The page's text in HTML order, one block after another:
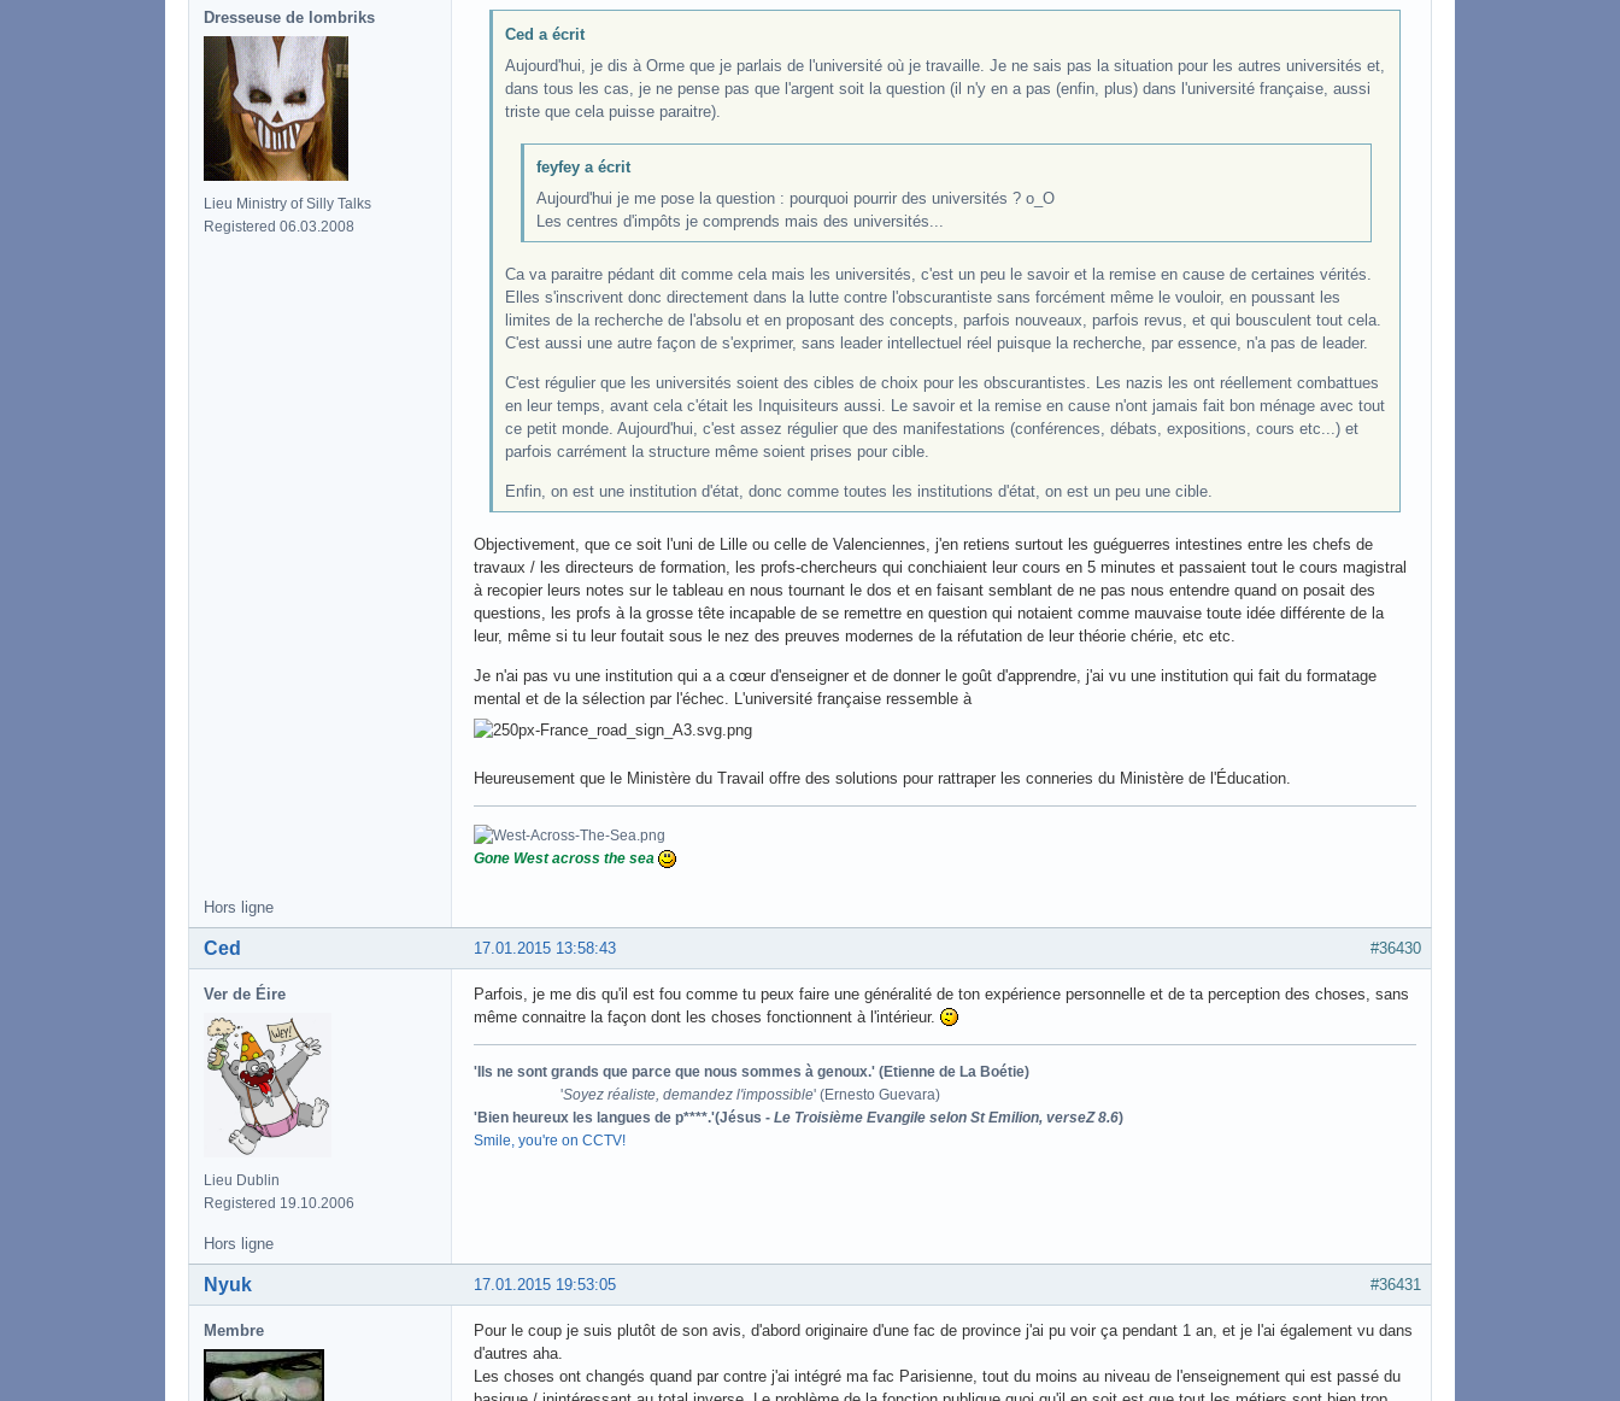
Dresseuse de lombriks
Lieu Ministry of Silly Talks
Registered 06.03.2008
Ced a écrit
Aujourd'hui, je dis à Orme que je parlais de l'université où je travaille. Je ne sais pas la situation pour les autres universités et,
dans tous les cas, je ne pense pas que l'argent soit la question (il n'y en a pas (enfin, plus) dans l'université française, aussi
triste que cela puisse paraitre).
feyfey a écrit
Aujourd'hui je me pose la question : pourquoi pourrir des universités ? o_O
Les centres d'impôts je comprends mais des universités...
Ca va paraitre pédant dit comme cela mais les universités, c'est un peu le savoir et la remise en cause de certaines vérités.
Elles s'inscrivent donc directement dans la lutte contre l'obscurantiste sans forcément même le vouloir, en poussant les
limites de la recherche de l'absolu et en proposant des concepts, parfois nouveaux, parfois revus, et qui bousculent tout cela.
C'est aussi une autre façon de s'exprimer, sans leader intellectuel réel puisque la recherche, par essence, n'a pas de leader.
C'est régulier que les universités soient des cibles de choix pour les obscurantistes. Les nazis les ont réellement combattues
en leur temps, avant cela c'était les Inquisiteurs aussi. Le savoir et la remise en cause n'ont jamais fait bon ménage avec tout
ce petit monde. Aujourd'hui, c'est assez régulier que des manifestations (conférences, débats, expositions, cours etc...) et
parfois carrément la structure même soient prises pour cible.
Enfin, on est une institution d'état, donc comme toutes les institutions d'état, on est un peu une cible.
Objectivement, que ce soit l'uni de Lille ou celle de Valenciennes, j'en retiens surtout les guéguerres intestines entre les chefs de
travaux / les directeurs de formation, les profs-chercheurs qui conchiaient leur cours en 5 minutes et passaient tout le cours magistral
à recopier leurs notes sur le tableau en nous tournant le dos et en faisant semblant de ne pas nous entendre quand on posait des
questions, les profs à la grosse tête incapable de se remettre en question qui notaient comme mauvaise toute idée différente de la
leur, même si tu leur foutait sous le nez des preuves modernes de la réfutation de leur théorie chérie, etc etc.
Je n'ai pas vu une institution qui a a cœur d'enseigner et de donner le goût d'apprendre, j'ai vu une institution qui fait du formatage
mental et de la sélection par l'échec. L'université française ressemble à
Heureusement que le Ministère du Travail offre des solutions pour rattraper les conneries du Ministère de l'Éducation.
Gone West across the sea
Hors ligne
#36430
17.01.2015 13:58:43
Ced
Ver de Éire
Lieu Dublin
Registered 19.10.2006
Parfois, je me dis qu'il est fou comme tu peux faire une généralité de ton expérience personnelle et de ta perception des choses, sans
même connaitre la façon dont les choses fonctionnent à l'intérieur.
'Ils ne sont grands que parce que nous sommes à genoux.' (Etienne de La Boétie)
'Soyez réaliste, demandez l'impossible' (Ernesto Guevara)
'Bien heureux les langues de p****.'(Jésus - Le Troisième Evangile selon St Emilion, verseZ 8.6)
Smile, you're on CCTV!
Hors ligne
#36431
17.01.2015 19:53:05
Nyuk
Membre
Pour le coup je suis plutôt de son avis, d'abord originaire d'une fac de province j'ai pu voir ça pendant 1 an, et je l'ai également vu dans
d'autres aha.
Les choses ont changés quand par contre j'ai intégré ma fac Parisienne, tout du moins au niveau de l'enseignement qui est passé du